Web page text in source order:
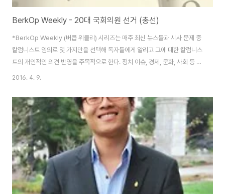
BerkOp Weekly - 20대 국회의원 선거 (총선)
*BerkOp Weekly (버콥 위클리) 시리즈는 매주 최신 뉴스들과 시사 문제 중
칼럼니스트 임의로 몇 가지만을 선택해 독자들에게 알리고 그에 대한 칼럼니스
트의 개인적인 의견 반영을 주목적으로 한다. 정치 이슈, 경제, 문화, 사회 등 버
콥 위클리가 다루는 주제는 광범위하다.* 제20대 국회의원 선거, 이른바
행사인 만큼, 정치에 관심이 없는 사람이라도 한 번쯤은 궁금해하게 되는 국가
적 이벤트이다. 특히나 이번 총선에서는 투표일 당일에 선거에 참여할 수 없는
사람들을 위해 부재자 투표 외에 사전 투표제를 시행하여 국민들의 투표율을
높이고자 하고 있다. 첫 BerkOp Weekly에서는 정치적 의견을 최대한 배제
한 채 독자..
2016. 4. 9.